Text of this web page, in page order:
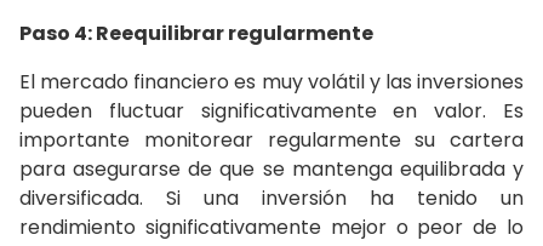
Paso 4: Reequilibrar regularmente
El mercado financiero es muy volátil y las inversiones
pueden fluctuar significativamente en valor. Es
importante monitorear regularmente su cartera
para asegurarse de que se mantenga equilibrada y
diversificada. Si una inversión ha tenido un
rendimiento significativamente mejor o peor de lo